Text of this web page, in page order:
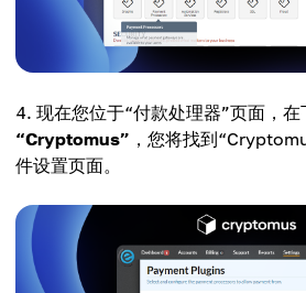
现在您位于“付款处理器”页面，在
“Cryptomus” ，您将找到
件设置页面。